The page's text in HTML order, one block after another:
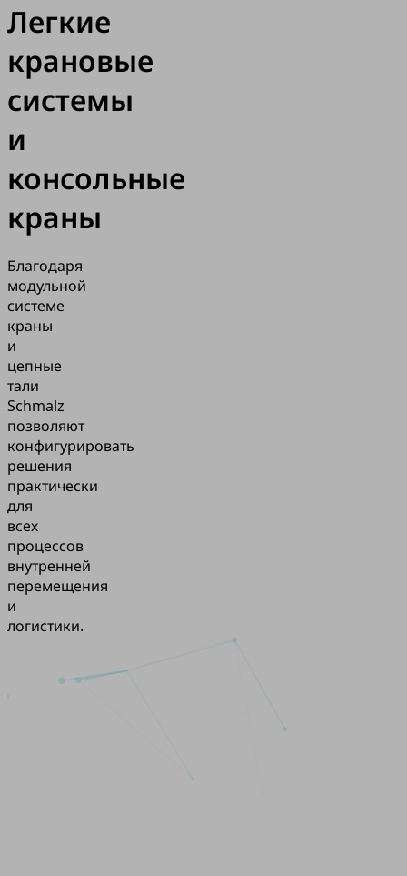
Легкие
крановые
системы
и
консольные
краны
Благодаря
модульной
системе
краны
и
цепные
тали
Schmalz
позволяют
конфигурировать
решения
практически
для
всех
процессов
внутренней
перемещения
и
логистики.